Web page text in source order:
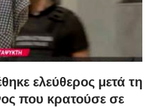
ελεύθερος μετά τη
που κρατούσε σε